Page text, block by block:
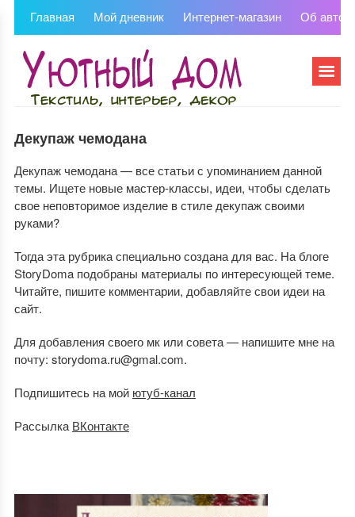
Главная Мой дневник Интернет-магазин Об
Декупаж чемодана
Декупаж чемодана — все статьи с упоминанием данной
темы. Ищете новые мастер-классы, идеи, чтобы сделать
свое неповторимое изделие в стиле декупаж своими
руками?
Тогда эта рубрика специально создана для вас. На блоге
StoryDoma подобраны материалы по интересующей теме.
Читайте, пишите комментарии, добавляйте свои идеи на
сайт.
Для добавления своего мк или совета — напишите мне на
почту: storydoma.ru@gmal.com.
Подпишитесь на мой ютуб-канал
Рассылка ВКонтакте